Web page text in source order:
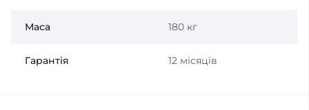
Маса 180 кг
Гарантія 12 місяців